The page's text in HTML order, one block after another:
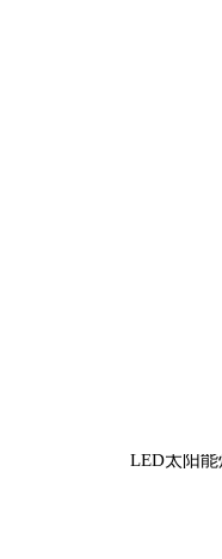
LED太阳能